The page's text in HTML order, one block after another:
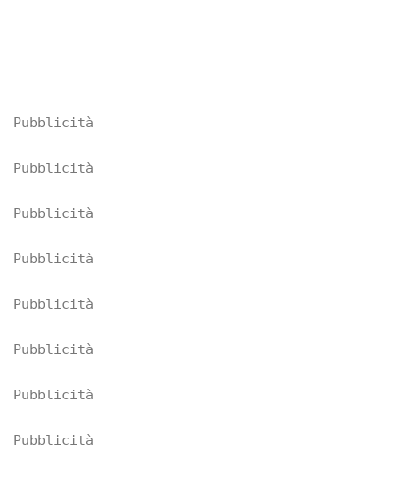
Pubblicità
Pubblicità
Pubblicità
Pubblicità
Pubblicità
Pubblicità
Pubblicità
Pubblicità